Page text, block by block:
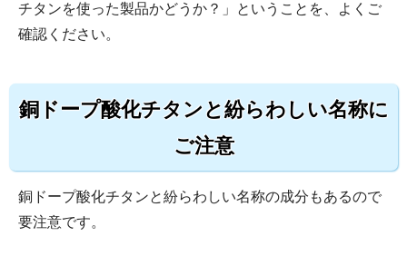
チタンを使った製品かどうか？」ということを、よくご
確認ください。
銅ドープ酸化チタンと紛らわしい名称に
ご注意
銅ドープ酸化チタンと紛らわしい名称の成分もあるので
要注意です。